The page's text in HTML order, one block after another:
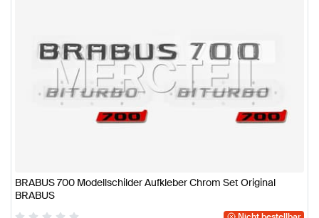
BRABUS 700 Modellschilder Aufkleber Chrom Set Original
BRABUS